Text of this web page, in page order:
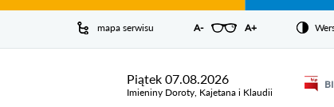
mapa serwisu A-pomniejsz czcionkę
Zresetuj czcionkę
A+ powiększ czcionkę
Piątek 07.08.2026
Imieniny Doroty, Kajetana i Klaudii